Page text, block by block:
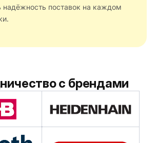
надёжность поставок на каждом
с брендами